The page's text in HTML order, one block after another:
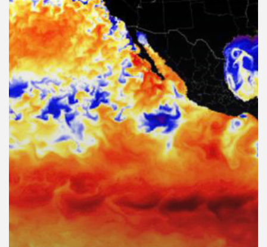
เพลง
บทความ
ข่าว
และ
กิจกรรม
เกี่ยว
กับ
เรา